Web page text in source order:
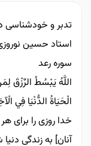
تدبر و خودشناسی
استاد حسین
سوره رعد
اللَّهُ يَبْسُطُ الرِّزْقَ
الْحَيَاةُ الدُّنْيَا فِي
خدا روزى را براى
آنان] به زندگى